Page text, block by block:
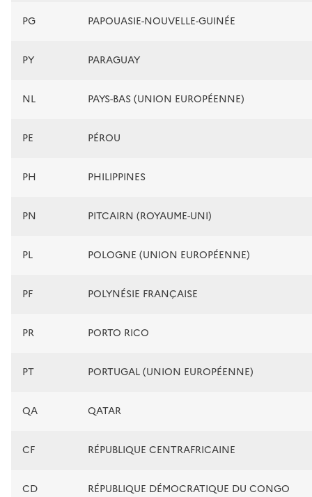
PG PAPOUASIE-NOUVELLE-GUINÉE
PY PARAGUAY
NL PAYS-BAS (UNION EUROPÉENNE)
PE PÉROU
PH PHILIPPINES
PN PITCAIRN (ROYAUME-UNI)
PL POLOGNE (UNION EUROPÉENNE)
PF POLYNÉSIE FRANÇAISE
PR PORTO RICO
PT PORTUGAL (UNION EUROPÉENNE)
QA QATAR
CF RÉPUBLIQUE CENTRAFRICAINE
CD RÉPUBLIQUE DÉMOCRATIQUE DU CONGO